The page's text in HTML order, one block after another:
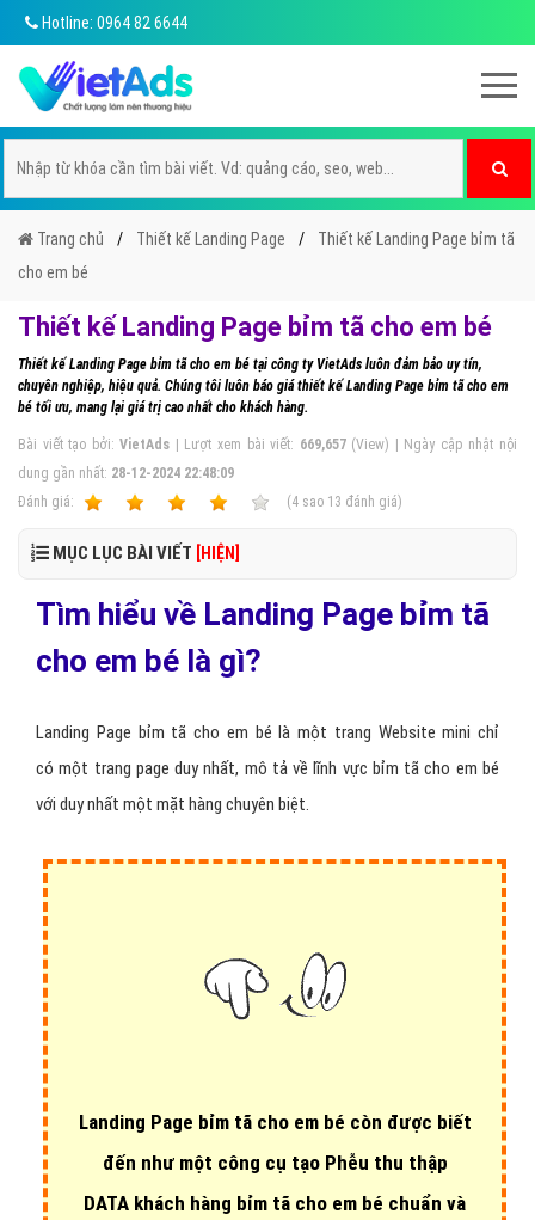
Hotline: 0964 82 6644
Trang chủ Thiết kế Landing Page
Thiết kế Landing Page bỉm tã
cho em bé
Thiết kế Landing Page bỉm tã cho em bé
Thiết kế Landing Page bỉm tã cho em bé tại công ty VietAds luôn đảm bảo uy tín,
chuyên nghiệp, hiệu quả. Chúng tôi luôn báo giá thiết kế Landing Page bỉm tã cho em
bé tối ưu, mang lại giá trị cao nhất cho khách hàng.
Bài viết tạo bởi:VietAds | Lượt xem bài viết: 669,657(View) | Ngày cập nhật nội
dung gần nhất: 28-12-2024 22:48:09
Ðánh giá:
(4 sao 13 đánh giá)
MỤC LỤC BÀI VIẾT [HIỆN]
Tìm hiểu về Landing Page bỉm tã
cho em bé là gì?
Landing Page bỉm tã cho em bé là một trang Website mini chỉ
có một trang page duy nhất, mô tả về lĩnh vực bỉm tã cho em bé
với duy nhất một mặt hàng chuyên biệt.
Landing Page bỉm tã cho em bé còn được biết
đến như một công cụ tạo Phễu thu thập
DATA khách hàng bỉm tã cho em bé chuẩn và